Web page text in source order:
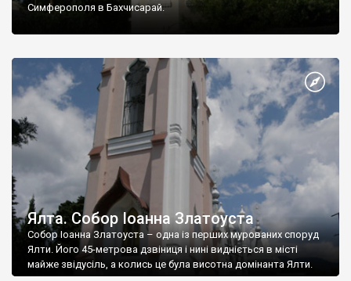
Симферополя в Бахчисарай.
Ялта. Собор Іоанна Златоуста
Собор Іоанна Златоуста – одна із перших мурованих споруд
Ялти. Його 45-метрова дзвіниця і нині видніється в місті
майже звідусіль, а колись це була висотна домінанта Ялти.